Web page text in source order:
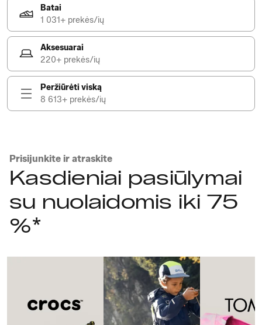
Batai
1 031+ prekės/ių
Aksesuarai
220+ prekės/ių
Peržiūrėti viską
8 613+ prekės/ių
Prisijunkite ir atraskite
Kasdieniai pasiūlymai
su nuolaidomis iki 75
%*